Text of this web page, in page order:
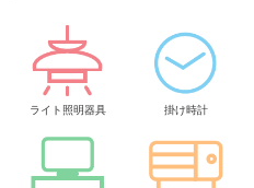
ライト照明器具 掛け時計